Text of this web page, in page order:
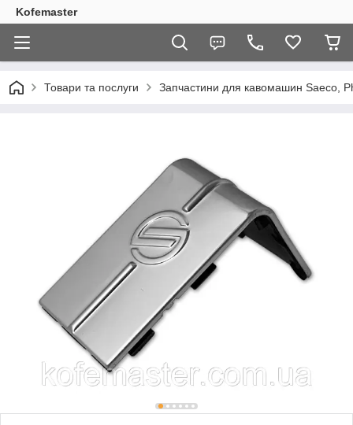
Kofemaster
Товари та послуги Запчастини для кавомашин Saeco,